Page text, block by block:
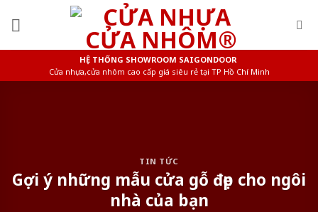
HỆ THỐNG SHOWROOM SAIGONDOOR
Cửa nhựa,cửa nhôm cao cấp giá siêu rẻ tại TP Hồ Chí Minh
TIN TỨC
Gợi ý những mẫu cửa gỗ đẹp cho ngôi
nhà của bạn